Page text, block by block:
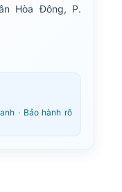
Hòa Đông, P.
· Bảo hành rõ